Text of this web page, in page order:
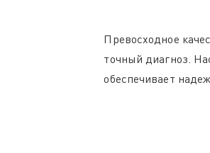
Превосходное
точный диагноз.
обеспечивает